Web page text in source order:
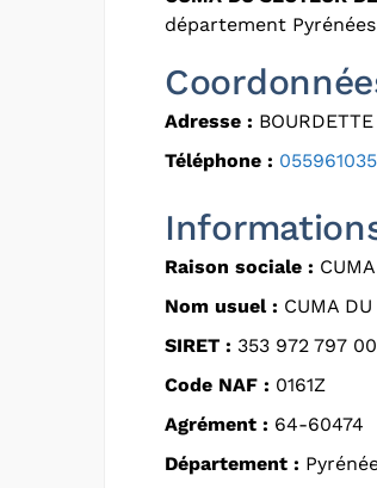
département
Adresse :
Téléphone :
Raison sociale :
Nom usuel : CUMA
SIRET : 353 972 797
Code NAF : 0161Z
Agrément : 64-60474
Département :